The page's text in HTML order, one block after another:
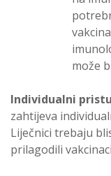
može
Individualni
zahtijeva
Liječnici trebaju
prilagodili